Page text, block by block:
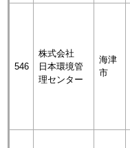
546
株式会社
日本環境管
理センター
海津
市